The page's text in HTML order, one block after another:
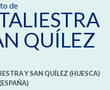
de
QUÍLEZ
Y SAN QUÍLEZ (HUESCA)
(ESPAÑA)